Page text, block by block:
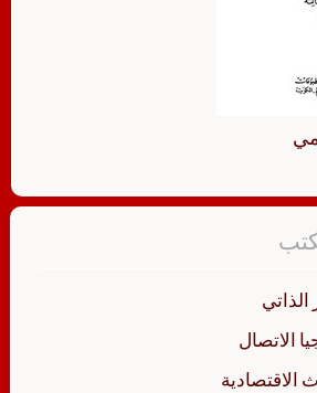
الذاتي
الاتصال
الاقتصادية